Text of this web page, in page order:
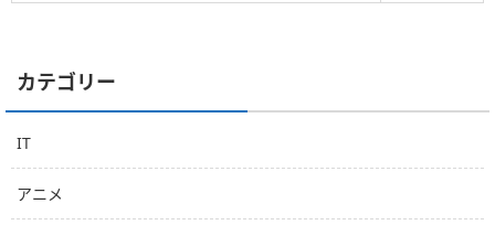
カテゴリー
IT
アニメ